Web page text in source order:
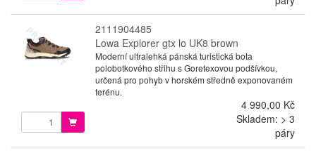
2111904485
Lowa Explorer gtx lo UK8 brown
Moderní ultralehká pánská turistická bota
polobotkového střihu s Goretexovou podšívkou,
určená pro pohyb v horském středně exponovaném
terénu.
4 990,00 Kč
Skladem: > 3
páry